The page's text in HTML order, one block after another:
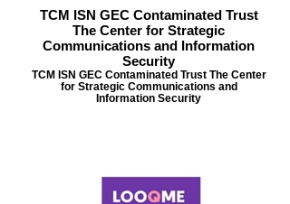
TCM ISN GEC Contaminated Trust
The Center for Strategic
Communications and Information
Security
TCM ISN GEC Contaminated Trust The Center
for Strategic Communications and
Information Security